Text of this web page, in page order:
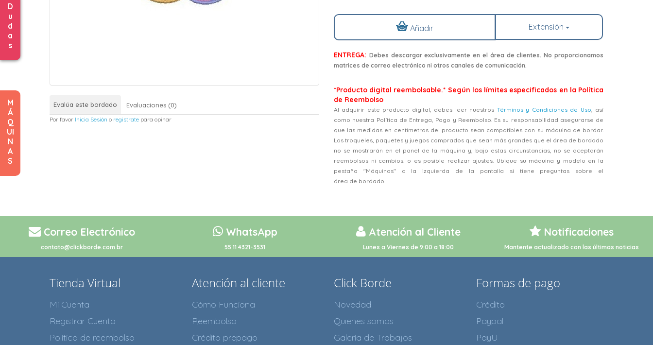
D
u
d
a
s
M
Á
Q
UI
N
A
S
Evalúa este bordado Evaluaciones (0)
Por favor Inicia Sesión o registrate para opinar
Añadir Extensión
ENTREGA: Debes descargar exclusivamente en el área de clientes. No proporcionamos
matrices de correo electrónico ni otros canales de comunicación.
*Producto digital reembolsable.* Según los límites especificados en la Política
de Reembolso
Al adquirir este producto digital, debes leer nuestros Términos y Condiciones de Uso , así
como nuestra Política de Entrega, Pago y Reembolso. Es su responsabilidad asegurarse de
que las medidas en centímetros del producto sean compatibles con su máquina de bordar.
Los troqueles, paquetes y juegos comprados que sean más grandes que el área de bordado
no se mostrarán en el panel de la máquina y, bajo estas circunstancias, no se aceptarán
reembolsos ni cambios. o es posible realizar ajustes. Ubique su máquina y modelo en la
pestaña "Máquinas" a la izquierda de la pantalla si tiene preguntas sobre el
área de bordado.
Correo Electrónico
contato@clickborde.com.br
WhatsApp
55 11 4321-3531
Atención al Cliente
Lunes a Viernes de 9:00 a 18:00
Notificaciones
Mantente actualizado con las últimas noticias
Tienda Virtual
Mi Cuenta
Registrar Cuenta
Política de reembolso
Atención al cliente
Cómo Funciona
Reembolso
Crédito prepago
Click Borde
Novedad
Quienes somos
Galería de Trabajos
Formas de pago
Crédito
Paypal
PayU